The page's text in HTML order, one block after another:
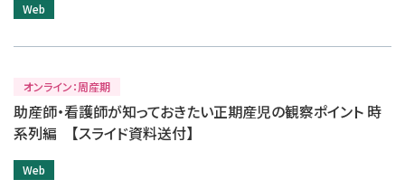
Web
オンライン：周産期
助産師・看護師が知っておきたい正期産児の観察ポイント 時
系列編 【スライド資料送付】
Web